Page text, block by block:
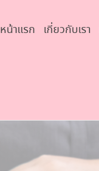
หน้าแรก เกี่ยวกับเรา